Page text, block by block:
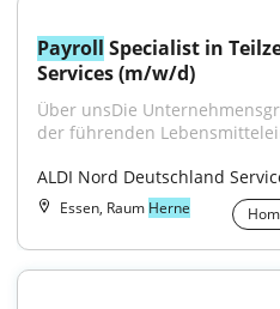
Payroll Specialist in
Services (m/w/d)
Über unsDie
der führenden
ALDI Nord Deutschland
Essen, Raum Herne